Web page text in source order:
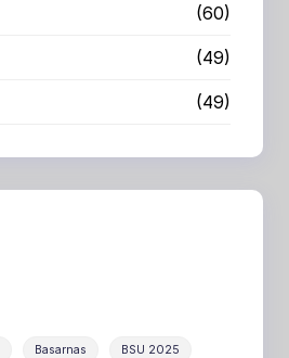
(60)
(49)
(49)
Basarnas BSU 2025